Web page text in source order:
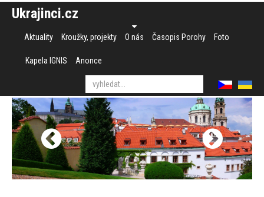
Ukrajinci.cz
Aktuality Kroužky, projekty O nás Časopis Porohy Foto
Kapela IGNIS Anonce